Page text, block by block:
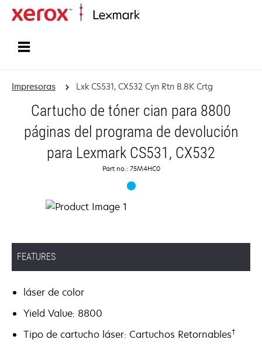
Impresoras Lxk CS531, CX532 Cyn Rtn 8.8K Crtg
Cartucho de tóner cian para 8800
páginas del programa de devolución
para Lexmark CS531, CX532
Part no.: 75M4HC0
FEATURES
láser de color
Yield Value: 8800
Tipo de cartucho láser: Cartuchos Retornables†